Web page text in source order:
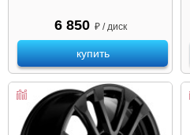
6 850 ₽ / диск
купить